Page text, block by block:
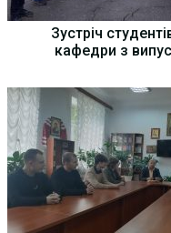
Зустріч
кафедри з